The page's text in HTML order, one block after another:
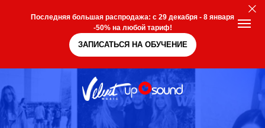
Последняя большая распродажа: с 29 декабря - 8 января
-50% на любой тариф!
ЗАПИСАТЬСЯ НА ОБУЧЕНИЕ